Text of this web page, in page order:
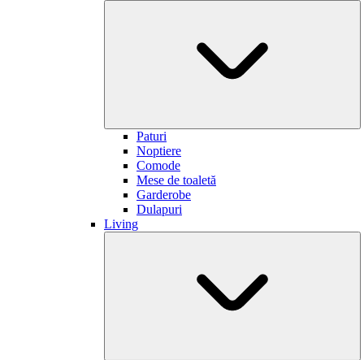
Paturi
Noptiere
Comode
Mese de toaletă
Garderobe
Dulapuri
Living